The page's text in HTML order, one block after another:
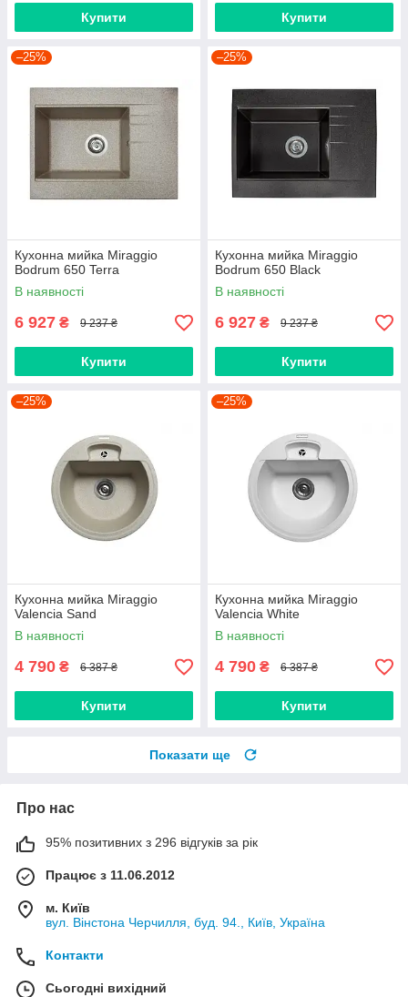
Купити Купити
–25%
Кухонна мийка Miraggio
Bodrum 650 Terra
В наявності
6 927 ₴ 9 237 ₴
Купити
–25%
Кухонна мийка Miraggio
Bodrum 650 Black
В наявності
6 927 ₴ 9 237 ₴
Купити
–25%
Кухонна мийка Miraggio
Valencia Sand
В наявності
4 790 ₴ 6 387 ₴
Купити
–25%
Кухонна мийка Miraggio
Valencia White
В наявності
4 790 ₴ 6 387 ₴
Купити
Показати ще
Про нас
95% позитивних з 296 відгуків за рік
Працює з 11.06.2012
м. Київ
вул. Вінстона Черчилля, буд. 94., Київ, Україна
Контакти
Сьогодні вихідний